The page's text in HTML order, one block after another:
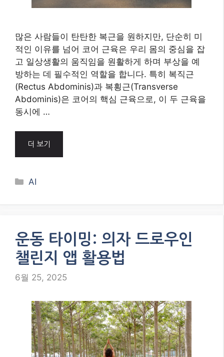
많은 사람들이 탄탄한 복근을 원하지만, 단순히 미
적인 이유를 넘어 코어 근육은 우리 몸의 중심을 잡
고 일상생활의 움직임을 원활하게 하며 부상을 예
방하는 데 필수적인 역할을 합니다. 특히 복직근
(Rectus Abdominis)과 복횡근(Transverse
Abdominis)은 코어의 핵심 근육으로, 이 두 근육을
동시에 …
더 보기
Categories
AI
운동 타이밍: 의자 드로우인
챌린지 앱 활용법
6월 25, 2025